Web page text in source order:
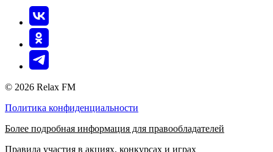
© 2026 Relax FM
Политика конфиденциальности
Более подробная информация для правообладателей
Правила участия в акциях, конкурсах и играх